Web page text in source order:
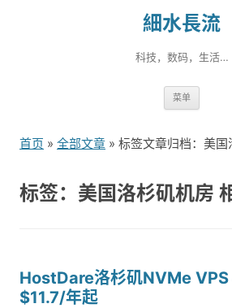
細水長流
科技，数码，生活…
菜单
到
首页 » 全部文章 » 标签文章归档：美国
标签：美国洛杉矶机房
HostDare洛杉矶NVMe
$11.7/年起